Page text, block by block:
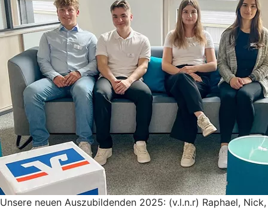
Unsere neuen Auszubildenden 2025: (v.l.n.r) Raphael, Nick,